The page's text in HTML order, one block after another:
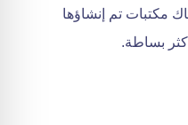
مكتبات تم إنشاؤها
بساطة.